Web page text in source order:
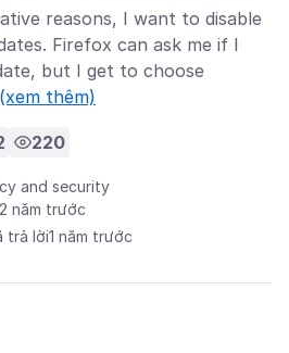
reasons, I want to disable
Firefox can ask me if I
but I get to choose
(xem thêm)
220
and security
năm trước
trả lời1 năm trước